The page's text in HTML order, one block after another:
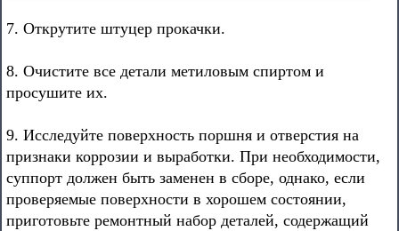
7. Открутите штуцер прокачки.
8. Очистите все детали метиловым спиртом и
просушите их.
9. Исследуйте поверхность поршня и отверстия на
признаки коррозии и выработки. При необходимости,
суппорт должен быть заменен в сборе, однако, если
проверяемые поверхности в хорошем состоянии,
приготовьте ремонтный набор деталей, содержащий